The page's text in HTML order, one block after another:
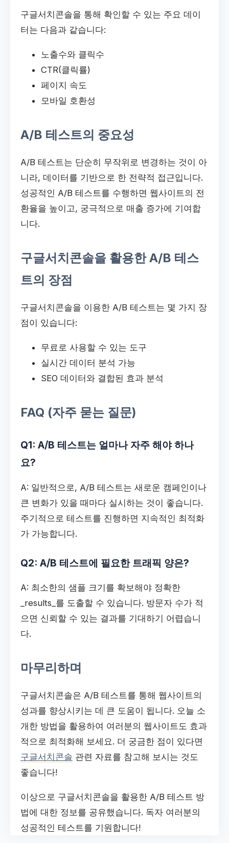
구글서치콘솔을 통해 확인할 수 있는 주요 데이
터는 다음과 같습니다:
노출수와 클릭수
CTR(클릭률)
페이지 속도
모바일 호환성
A/B 테스트의 중요성
A/B 테스트는 단순히 무작위로 변경하는 것이 아
니라, 데이터를 기반으로 한 전략적 접근입니다.
성공적인 A/B 테스트를 수행하면 웹사이트의 전
환율을 높이고, 궁극적으로 매출 증가에 기여합
니다.
구글서치콘솔을 활용한 A/B 테스
트의 장점
구글서치콘솔을 이용한 A/B 테스트는 몇 가지 장
점이 있습니다:
무료로 사용할 수 있는 도구
실시간 데이터 분석 가능
SEO 데이터와 결합된 효과 분석
FAQ (자주 묻는 질문)
Q1: A/B 테스트는 얼마나 자주 해야 하나
요?
A: 일반적으로, A/B 테스트는 새로운 캠페인이나
큰 변화가 있을 때마다 실시하는 것이 좋습니다.
주기적으로 테스트를 진행하면 지속적인 최적화
가 가능합니다.
Q2: A/B 테스트에 필요한 트래픽 양은?
A: 최소한의 샘플 크기를 확보해야 정확한
_results_를 도출할 수 있습니다. 방문자 수가 적
으면 신뢰할 수 있는 결과를 기대하기 어렵습니
다.
마무리하며
구글서치콘솔은 A/B 테스트를 통해 웹사이트의
성과를 향상시키는 데 큰 도움이 됩니다. 오늘 소
개한 방법을 활용하여 여러분의 웹사이트도 효과
적으로 최적화해 보세요. 더 궁금한 점이 있다면
구글서치콘솔 관련 자료를 참고해 보시는 것도
좋습니다!
이상으로 구글서치콘솔을 활용한 A/B 테스트 방
법에 대한 정보를 공유했습니다. 독자 여러분의
성공적인 테스트를 기원합니다!